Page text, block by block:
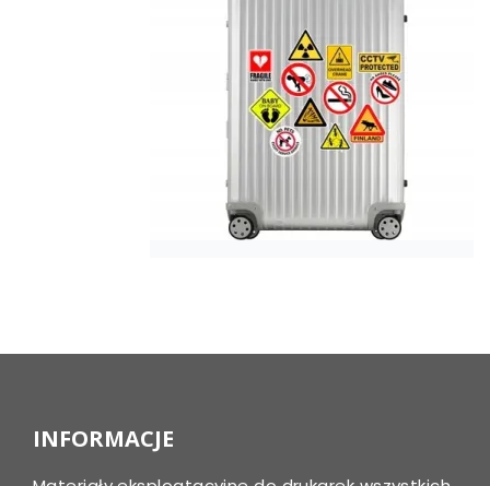
navigation
INFORMACJE